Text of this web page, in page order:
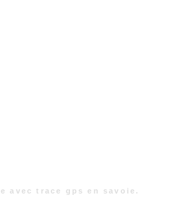
avec trace gps en savoie.